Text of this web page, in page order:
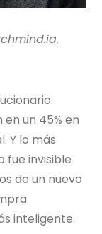
un 45% en
Y lo más
fue invisible
de un nuevo
inteligente.